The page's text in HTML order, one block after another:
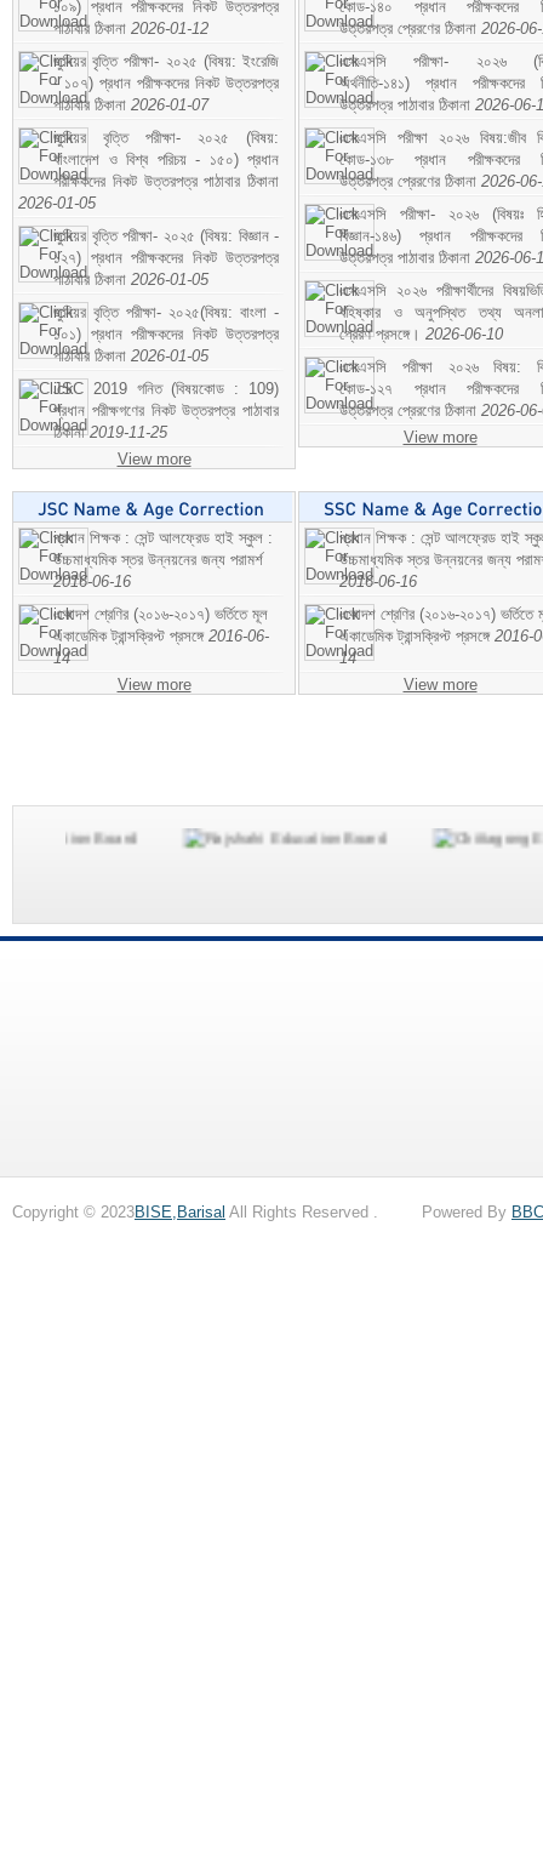
১০৯) প্রধান পরীক্ষকদের নিকট উত্তরপত্র
পাঠাবার ঠিকানা 2026-01-12
জুনিয়র বৃত্তি পরীক্ষা- ২০২৫ (বিষয়: ইংরেজি
- ১০৭) প্রধান পরীক্ষকদের নিকট উত্তরপত্র
পাঠাবার ঠিকানা 2026-01-07
জুনিয়র বৃত্তি পরীক্ষা- ২০২৫ (বিষয়:
বাংলাদেশ ও বিশ্ব পরিচয় - ১৫০) প্রধান
পরীক্ষকদের নিকট উত্তরপত্র পাঠাবার ঠিকানা
2026-01-05
জুনিয়র বৃত্তি পরীক্ষা- ২০২৫ (বিষয়: বিজ্ঞান -
১২৭) প্রধান পরীক্ষকদের নিকট উত্তরপত্র
পাঠাবার ঠিকানা 2026-01-05
জুনিয়র বৃত্তি পরীক্ষা- ২০২৫(বিষয়: বাংলা -
১০১) প্রধান পরীক্ষকদের নিকট উত্তরপত্র
পাঠাবার ঠিকানা 2026-01-05
JSC 2019 গনিত (বিষয়কোড : 109)
প্রধান পরীক্ষগণের নিকট উত্তরপত্র পাঠাবার
ঠিকানা2019-11-25
View more
কোড-১৪০ প্রধান পরীক্ষকদের
উত্তরপত্র প্রেরণের ঠিকানা 2026-
এসএসসি পরীক্ষা- ২০২৬
অর্থনীতি-১৪১) প্রধান পরীক্ষকদের
উত্তরপত্র পাঠাবার ঠিকানা 2026-06-
এসএসসি পরীক্ষা ২০২৬ বিষয়:জীব
কোড-১৩৮ প্রধান পরীক্ষকদের
উত্তরপত্র প্রেরণের ঠিকানা 2026-
এসএসসি পরীক্ষা- ২০২৬ (বিষয়ঃ
বিজ্ঞান-১৪৬) প্রধান পরীক্ষকদের
উত্তরপত্র পাঠাবার ঠিকানা 2026-06-
এসএসসি ২০২৬ পরীক্ষার্থীদের
বহিষ্কার ও অনুপস্থিত তথ্য
প্রেরণ প্রসঙ্গে। 2026-06-10
এসএসসি পরীক্ষা ২০২৬ বিষয়:
কোড-১২৭ প্রধান পরীক্ষকদের
উত্তরপত্র প্রেরণের ঠিকানা 2026-
View more
প্রধান শিক্ষক : সেন্ট আলফ্রেড হাই স্কুল :
উচ্চমাধ্যমিক স্তর উন্নয়নের জন্য পরামর্শ
2016-06-16
একাদশ শ্রেণির (২০১৬-২০১৭) ভর্তিতে মূল
একাডেমিক ট্রান্সক্রিপ্ট প্রসঙ্গে 2016-06-
14
View more
প্রধান শিক্ষক : সেন্ট আলফ্রেড হাই
উচ্চমাধ্যমিক স্তর উন্নয়নের জন্য
2016-06-16
একাদশ শ্রেণির (২০১৬-২০১৭) ভর্তিতে
একাডেমিক ট্রান্সক্রিপ্ট প্রসঙ্গে 2016-
14
View more
Copyright © 2023BISE,Barisal All Rights Reserved . Powered By